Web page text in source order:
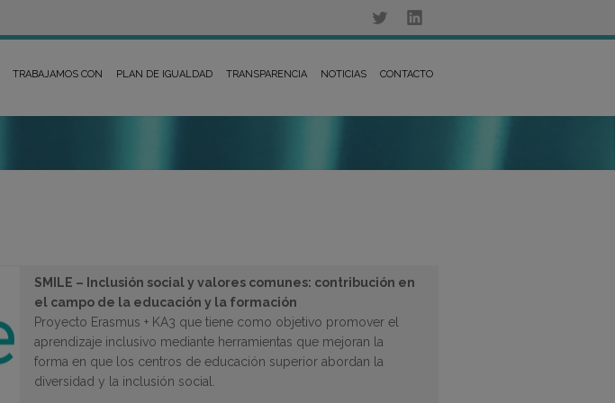
TRABAJAMOS CON PLAN DE IGUALDAD TRANSPARENCIA NOTICIAS CONTACTO
SMILE – Inclusión social y valores comunes: contribución en
el campo de la educación y la formación
Proyecto Erasmus + KA3 que tiene como objetivo promover el
aprendizaje inclusivo mediante herramientas que mejoran la
forma en que los centros de educación superior abordan la
diversidad y la inclusión social.